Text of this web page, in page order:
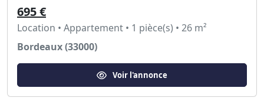
695 €
Location • Appartement • 1 pièce(s) • 26 m²
Bordeaux (33000)
Voir l'annonce